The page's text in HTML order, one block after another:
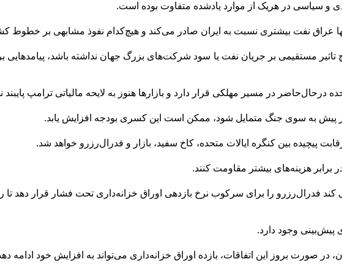
و سیاسی در هریک از موارد یادشده متفاوت بوده است.
عراق نفت بیشتری نسبت به ایران صادر می‌کند و هیچ‌‌‌کدام نفوذ مشابهی بر خطوط
تاثیر مستقیمی بر جریان نفت یا سود شرکت‌های بزرگ جهان نداشته باشد، پیامدهایی
در‌حال‌حاضر در مسیر مهلکی قرار دارد و بازارها هنوز به لایحه مالیاتی ترامپ پایبند
از پیش به سوی جنگ متمایل شود، ممکن است این کسری بودجه افزایش یابد.
پیچیده بین کنگره ایالات متحده، کاخ سفید، بازار و فدرال‌‌‌رزرو خواهد شد.
برابر هزینه‌‌‌های بیشتر مقاومت کنند.
فدرال‌‌‌رزرو را برای سرکوب نرخ بازدهی اوراق خزانه‌‌‌داری تحت فشار قرار دهد تا
پیش‌بینی وجود دارد.
در صورت بروز این اتفاقات، بازده اوراق خزانه‌‌‌داری می‌‌‌تواند به افزایش خود ادامه